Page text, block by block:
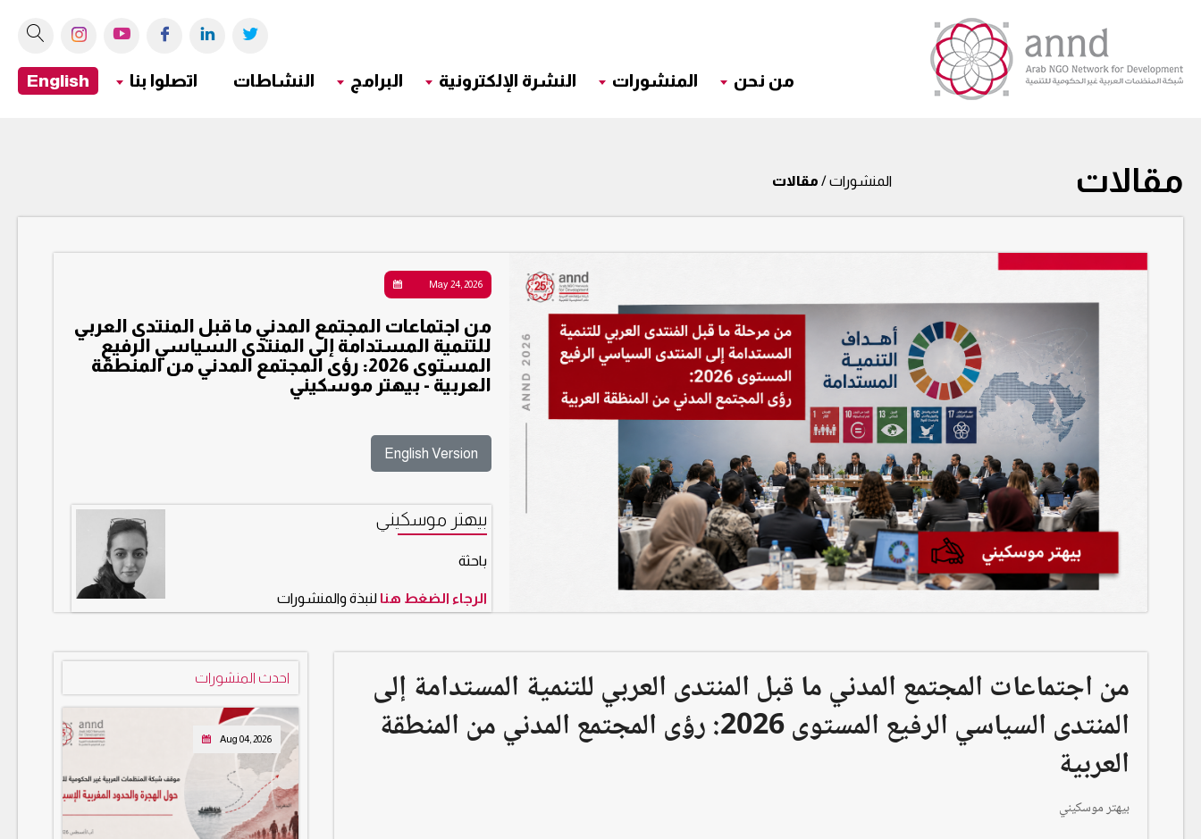
من نحن المنشورات النشرة الإلكترونية البرامج النشاطات اتصلوا بنا English
مقالات المنشورات / مقالات
May 24, 2026
من اجتماعات المجتمع المدني ما قبل المنتدى العربي
للتنمية المستدامة إلى المنتدى السياسي الرفيع
المستوى 2026: رؤى المجتمع المدني من المنطقة
العربية - بيهتر موسكيني
English Version
بيهتر موسكيني
باحثة
الرجاء الضغط هنا لنبذة والمنشورات
من اجتماعات المجتمع المدني ما قبل المنتدى العربي للتنمية المستدامة إلى
المنتدى السياسي الرفيع المستوى 2026: رؤى المجتمع المدني من المنطقة
العربية
بيهتر موسكيني
احدث المنشورات
Aug 04, 2026